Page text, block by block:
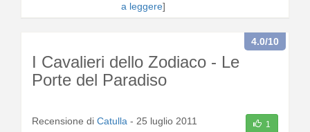
a leggere]
I Cavalieri dello Zodiaco - Le
Porte del Paradiso
4.0/10
Recensione di Catulla - 25 luglio 2011 1